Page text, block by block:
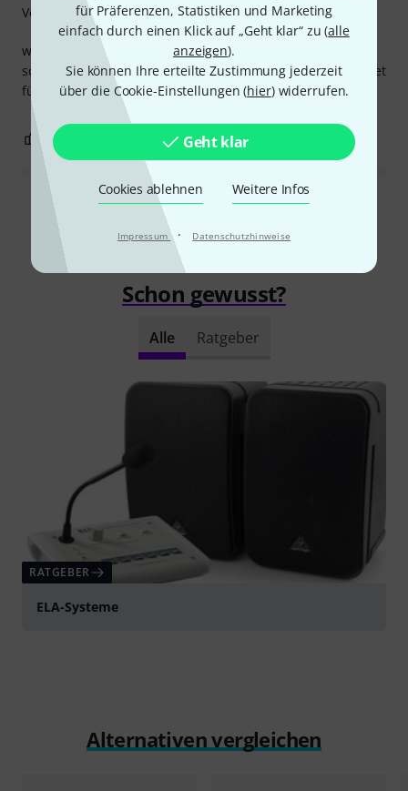
für Präferenzen, Statistiken und Marketing
einfach durch einen Klick auf „Geht klar“ zu (alle
anzeigen).
Sie können Ihre erteilte Zustimmung jederzeit
über die Cookie-Einstellungen (hier) widerrufen.
Geht klar
Cookies ablehnen Weitere Infos
Impressum · Datenschutzhinweise
wir sind wunschlos glücklich mit den Boxen! Gute Qualität,
schnelle und reibungslose Lieferung. Wir werden noch 1 Set
für die Terasse kaufen :)
Verarbeitung
BEWERTUNG MELDEN
Alle Bewertungen lesen
Schon gewusst?
Alle Ratgeber
RATGEBER
ELA-Systeme
Alternativen vergleichen